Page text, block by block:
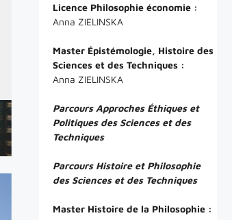
Licence Philosophie économie :
Anna ZIELINSKA
Master Épistémologie, Histoire des
Sciences et des Techniques :
Anna ZIELINSKA
Parcours Approches Éthiques et
Politiques des Sciences et des
Techniques
Parcours Histoire et Philosophie
des Sciences et des Techniques
Master Histoire de la Philosophie :